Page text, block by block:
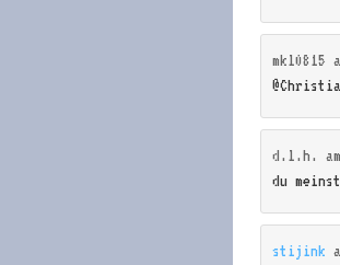
mkl0815
d.l.h.
du
stijink